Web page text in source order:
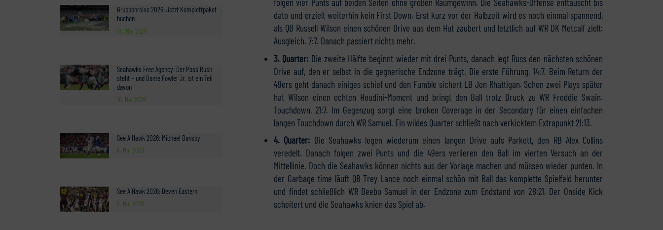
Gruppenreise 2026: Jetzt Komplettpaket
buchen
25. Mai 2026
Seahawks Free Agency: Der Pass Rush
steht – und Dante Fowler Jr. ist ein Teil
davon
10. Mai 2026
See A Hawk 2026: Michael Dansby
6. Mai 2026
See A Hawk 2026: Deven Eastern
5. Mai 2026
folgen vier Punts auf beiden Seiten ohne großen Raumgewinn. Die Seahawks-Offense enttäuscht bis
dato und erzielt weiterhin kein First Down. Erst kurz vor der Halbzeit wird es noch einmal spannend,
als QB Russell Wilson einen schönen Drive aus dem Hut zaubert und letztlich auf WR DK Metcalf zielt:
Ausgleich. 7:7. Danach passiert nichts mehr.
3. Quarter: Die zweite Hälfte beginnt wieder mit drei Punts, danach legt Russ den nächsten schönen
Drive auf, den er selbst in die gegnerische Endzone trägt. Die erste Führung, 14:7. Beim Return der
49ers geht danach einiges schief und den Fumble sichert LB Jon Rhattigan. Schon zwei Plays später
hat Wilson einen echten Houdini-Moment und bringt den Ball trotz Druck zu WR Freddie Swain.
Touchdown, 21:7. Im Gegenzug sorgt eine broken Coverage in der Secondary für einen einfachen
langen Touchdown durch WR Samuel. Ein wildes Quarter schließt nach verkicktem Extrapunkt 21:13.
4. Quarter: Die Seahawks legen wiederum einen langen Drive aufs Parkett, den RB Alex Collins
veredelt. Danach folgen zwei Punts und die 49ers verlieren den Ball im vierten Versuch an der
Mittellinie. Doch die Seahawks können nichts aus der Vorlage machen und müssen wieder punten. In
der Garbage time läuft QB Trey Lance noch einmal schön mit Ball das komplette Spielfeld herunter
und findet schließlich WR Deebo Samuel in der Endzone zum Endstand von 28:21. Der Onside Kick
scheitert und die Seahawks knien das Spiel ab.